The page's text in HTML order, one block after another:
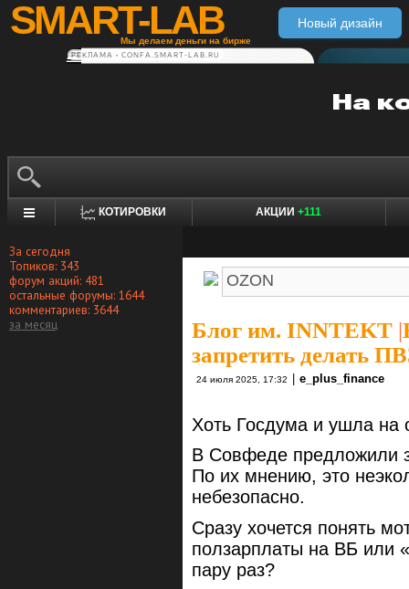
SMART-LAB
Мы делаем деньги на бирже
Новый дизайн
РЕКЛАМА • CONFA.SMART-LAB.RU
КОТИРОВКИ АКЦИИ +111
За сегодня
Топиков: 343
форум акций: 481
остальные форумы: 1644
комментариев: 3644
за месяц
Блог им. INNTEKT |
запретить делать
24 июля 2025, 17:32 e_plus_finance
Хоть Госдума и ушла на
В Совфеде предложили
По их мнению, это
небезопасно.
Сразу хочется понять
ползарплаты на ВБ или
пару раз?